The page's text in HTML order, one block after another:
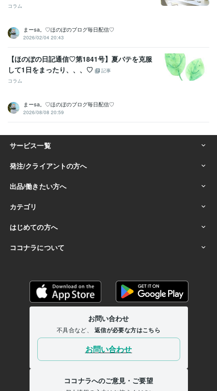
コラム
まーsa。♡ほのぼのブログ毎日配信♡
2026/02/04 20:43
【ほのぼの日記通信♡第1841号】夏バテを克服
して1日をまったり、、、♡
記事
コラム
まーsa。♡ほのぼのブログ毎日配信♡
2026/08/08 20:59